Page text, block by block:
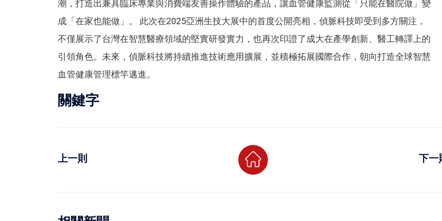
潮，打造出兼具臨床專業與消費端友善操作體驗的產品，讓血管健康監測從「只能在醫院做」變
成「在家也能做」。 此次在2025亞洲生技大展中的首度公開亮相，偵脈科技即受到多方關注，
不僅展示了台灣在智慧醫療領域的堅實研發實力，也再次印證了成大在產學創新、醫工轉譯上的
引領角色。未來，偵脈科技將持續推進技術應用擴展，並積極拓展國際合作，朝向打造全球智慧
血管健康管理標竿邁進。
關鍵字
上一則 下一